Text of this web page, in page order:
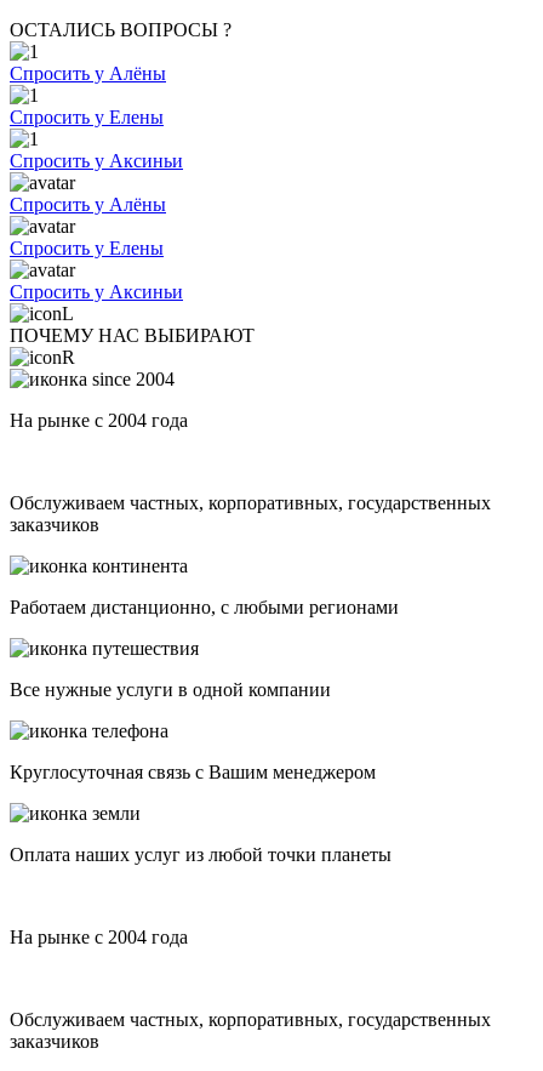
ОСТАЛИСЬ ВОПРОСЫ ?
Спросить у Алёны
Спросить у Елены
Спросить у Аксиньи
Спросить у Алёны
Спросить у Елены
Спросить у Аксиньи
ПОЧЕМУ НАС ВЫБИРАЮТ
На рынке с 2004 года
Обслуживаем частных, корпоративных, государственных
заказчиков
Работаем дистанционно, с любыми регионами
Все нужные услуги в одной компании
Круглосуточная связь с Вашим менеджером
Оплата наших услуг из любой точки планеты
На рынке с 2004 года
Обслуживаем частных, корпоративных, государственных
заказчиков